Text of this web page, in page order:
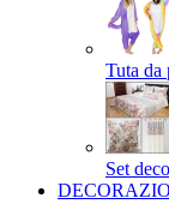
Tuta da
Set